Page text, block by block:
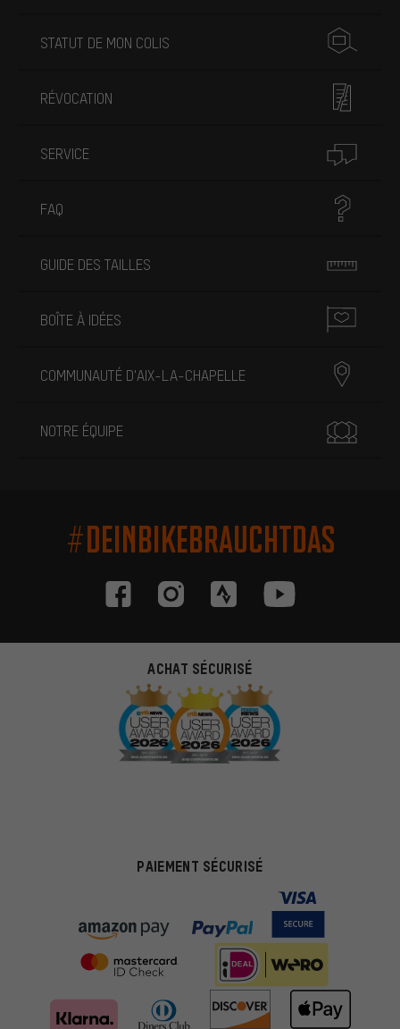
STATUT DE MON COLIS
RÉVOCATION
SERVICE
FAQ
GUIDE DES TAILLES
BOÎTE À IDÉES
COMMUNAUTÉ D'AIX-LA-CHAPELLE
NOTRE ÉQUIPE
#DEINBIKEBRAUCHTDAS
ACHAT SÉCURISÉ
PAIEMENT SÉCURISÉ